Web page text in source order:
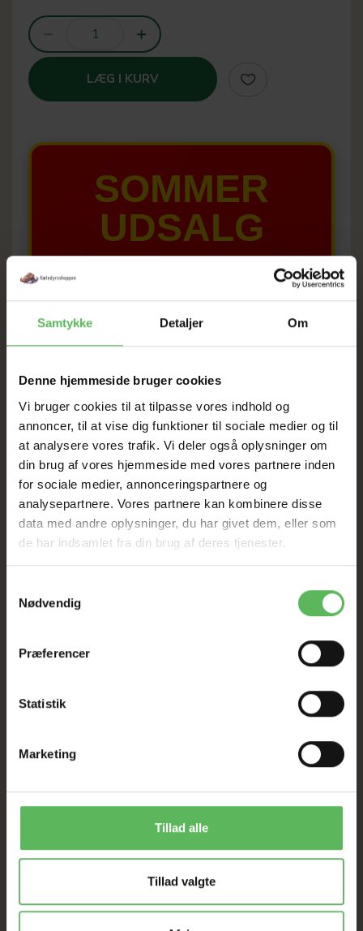
Samtykke Detaljer Om
Denne hjemmeside bruger cookies
Vi bruger cookies til at tilpasse vores indhold og
annoncer, til at vise dig funktioner til sociale medier og til
at analysere vores trafik. Vi deler også oplysninger om
din brug af vores hjemmeside med vores partnere inden
for sociale medier, annonceringspartnere og
analysepartnere. Vores partnere kan kombinere disse
data med andre oplysninger, du har givet dem, eller som
de har indsamlet fra din brug af deres tjenester.
Nødvendig
Præferencer
Statistik
Marketing
Tillad alle
Tillad valgte
LÆG I KURV
SOMMER
UDSALG
TIL D. 8 AUGUST
HELE WEBSHOPPEN ER
SAT NED
Tilbud GÆLDER IKKE
I FYSISK BUTIKKERE
BESKRIVELSE
12*11 cm
ANDRE FANDT OGSÅ
-12% -12%